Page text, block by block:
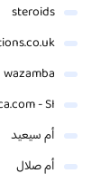
steroids
wazamba
- SI
أم سيعيد
أم صلال